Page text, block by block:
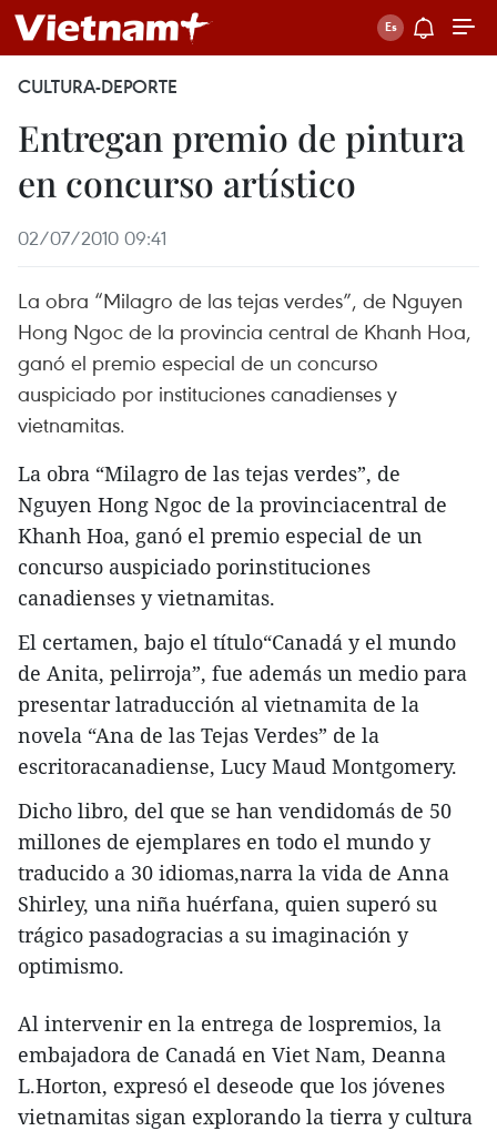
CULTURA-DEPORTE
Entregan premio de pintura
en concurso artístico
02/07/2010 09:41
La obra “Milagro de las tejas verdes”, de Nguyen
Hong Ngoc de la provincia central de Khanh Hoa,
ganó el premio especial de un concurso
auspiciado por instituciones canadienses y
vietnamitas.
La obra “Milagro de las tejas verdes”, de
Nguyen Hong Ngoc de la provinciacentral de
Khanh Hoa, ganó el premio especial de un
concurso auspiciado porinstituciones
canadienses y vietnamitas.
El certamen, bajo el título“Canadá y el mundo
de Anita, pelirroja”, fue además un medio para
presentar latraducción al vietnamita de la
novela “Ana de las Tejas Verdes” de la
escritoracanadiense, Lucy Maud Montgomery.
Dicho libro, del que se han vendidomás de 50
millones de ejemplares en todo el mundo y
traducido a 30 idiomas,narra la vida de Anna
Shirley, una niña huérfana, quien superó su
trágico pasadogracias a su imaginación y
optimismo.
Al intervenir en la entrega de lospremios, la
embajadora de Canadá en Viet Nam, Deanna
L.Horton, expresó el deseode que los jóvenes
vietnamitas sigan explorando la tierra y cultura